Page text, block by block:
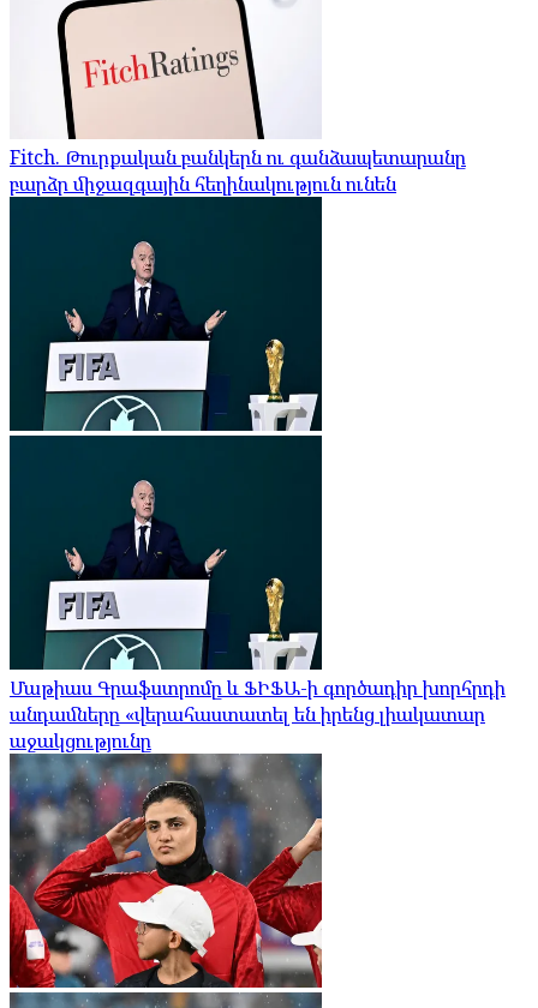
Fitch. Թուրքական բանկերն ու գանձապետարանը
բարձր միջազգային հեղինակություն ունեն
Մաթիաս Գրաֆստրոմը և ՖԻՖԱ-ի գործադիր խորհրդի
անդամները «վերահաստատել են իրենց լիակատար
աջակցությունը